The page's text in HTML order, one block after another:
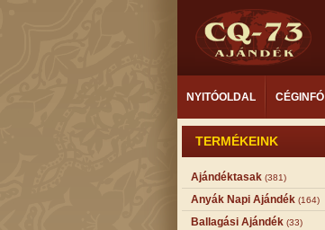
NYITÓOLDAL CÉGINFÓ
TERMÉKEINK
Ajándéktasak (381)
Anyák Napi Ajándék (164)
Ballagási Ajándék (33)